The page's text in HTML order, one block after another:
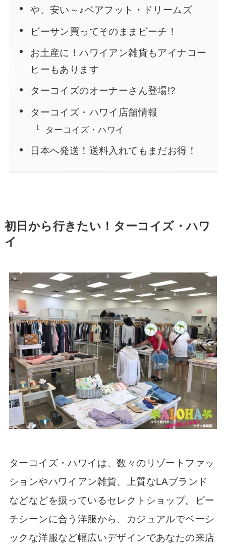
や、安い～♪ベアフット・ドリームズ
ビーサン買ってそのままビーチ！
お土産に！ハワイアン雑貨もアイナコー
ヒーもあります
ターコイズのオーナーさん登場!?
ターコイズ・ハワイ店舗情報
ターコイズ・ハワイ
日本へ発送！送料入れてもまだお得！
初日から行きたい！ターコイズ・ハワ
イ
ターコイズ・ハワイは、数々のリゾートファッ
ションやハワイアン雑貨、上質なLAブランド
などなどを扱っているセレクトショップ。ビー
チシーンに合う洋服から、カジュアルでベーシ
ックな洋服など幅広いデザインであなたの来店